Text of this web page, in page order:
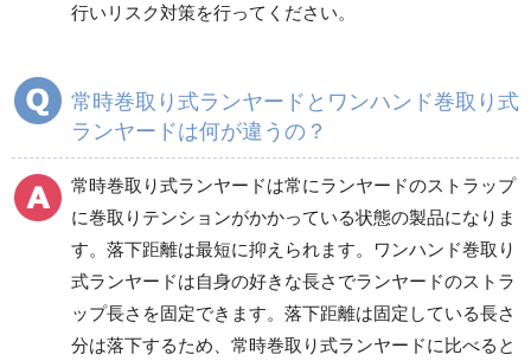
行いリスク対策を行ってください。
常時巻取り式ランヤードとワンハンド巻取り式
ランヤードは何が違うの？
常時巻取り式ランヤードは常にランヤードのストラップ
に巻取りテンションがかかっている状態の製品になりま
す。落下距離は最短に抑えられます。ワンハンド巻取り
式ランヤードは自身の好きな長さでランヤードのストラ
ップ長さを固定できます。落下距離は固定している長さ
分は落下するため、常時巻取り式ランヤードに比べると